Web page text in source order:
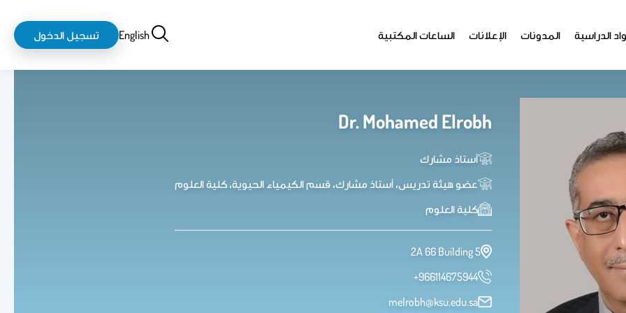
الدراسية المدونات الإعلانات الساعات المكتبية بحثEnglish
login-
logout
تسجيل الدخول
Dr. Mohamed Elrobh
أستاذ مشارك
عضو هيئة تدريس، أستاذ مشارك، قسم الكيمياء الحيوية، كلية العلوم
كلية العلوم
2A 66 Building 5
+966114675944
melrobh@ksu.edu.sa